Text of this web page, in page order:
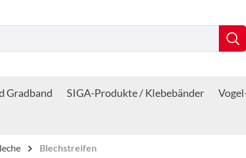
Gradband SIGA-Produkte / Klebebänder
Blechstreifen